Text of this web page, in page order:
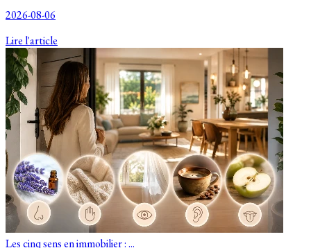
2026-08-06
Lire l'article
Les cinq sens en immobilier : ...